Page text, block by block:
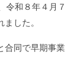
令和８年４月７
した。
合同で早期事業